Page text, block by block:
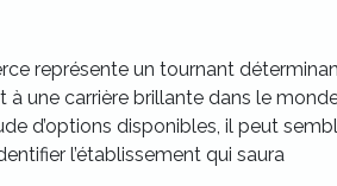
représente un tournant
une carrière brillante dans le
d’options disponibles, il peut
l’établissement qui saura